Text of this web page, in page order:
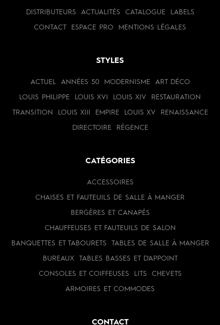
DISTRIBUTEURS ACTUALITÉS CATALOGUE LABELS
CONTACT ESPACE PRO MENTIONS LÉGALES
STYLES
ACTUEL ANNÉES 50 MODERNISME ART DÉCO
LOUIS PHILIPPE LOUIS XVI LOUIS XIV RESTAURATION
TRANSITION LOUIS XIII EMPIRE LOUIS XV RENAISSANCE
DIRECTOIRE RÉGENCE
CATÉGORIES
ACCESSOIRES
CHAISES ET FAUTEUILS DE SALLE À MANGER
BERGÈRES ET CANAPÉS
CHAUFFEUSES ET FAUTEUILS DE SALON
BANQUETTES ET TABOURETS TABLES DE SALLE À MANGER
BUREAUX TABLES BASSES ET D'APPOINT
CONSOLES ET COIFFEUSES LITS CHEVETS
ARMOIRES ET COMMODES
CONTACT